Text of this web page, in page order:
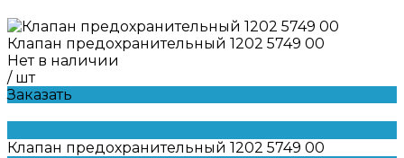
Клапан предохранительный 1202 5749 00
Нет в наличии
/ шт
Заказать
Клапан предохранительный 1202 5749 00